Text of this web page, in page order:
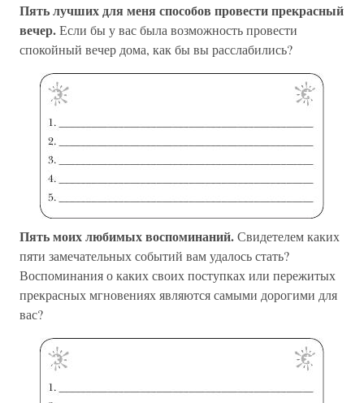
Пять лучших для меня способов провести прекрасный
вечер.Если бы у вас была возможность провести
спокойный вечер дома, как бы вы расслабились?
Пять моих любимых воспоминаний.Свидетелем каких
пяти замечательных событий вам удалось стать?
Воспоминания о каких своих поступках или пережитых
прекрасных мгновениях являются самыми дорогими для
вас?